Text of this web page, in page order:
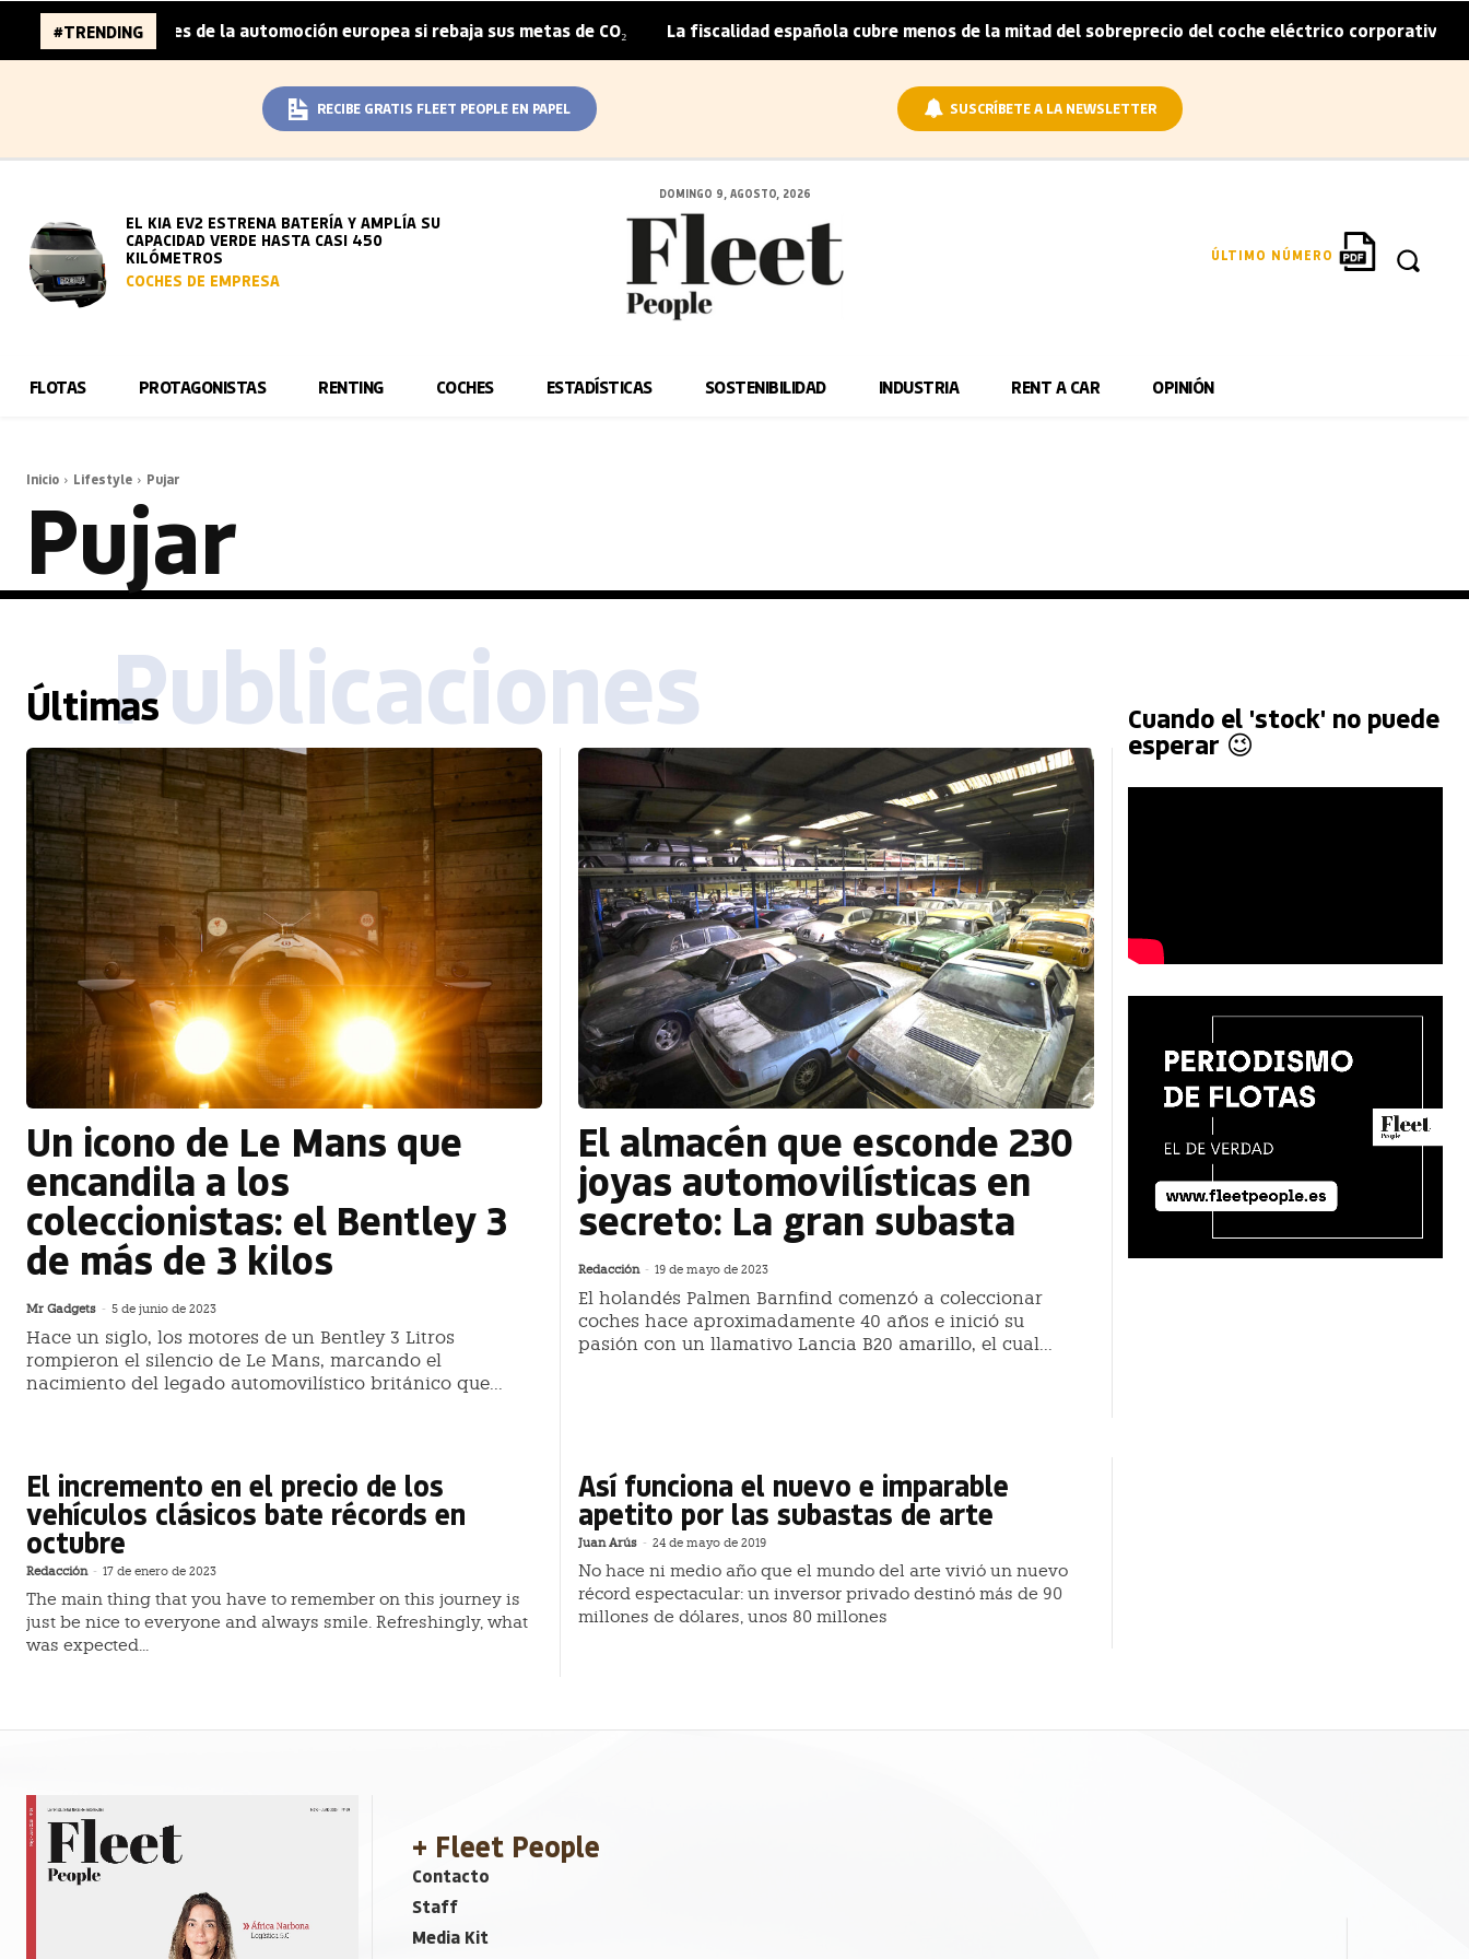
#TRENDING
96.000 millones de la automoción europea si rebaja sus metas de CO₂ | La fiscalidad española cubre menos de la mitad del sobreprecio del coche eléctrico corporativo |
RECIBE GRATIS FLEET PEOPLE EN PAPEL SUSCRÍBETE A LA NEWSLETTER
EL KIA EV2 ESTRENA BATERÍA Y AMPLÍA SU
CAPACIDAD VERDE HASTA CASI 450
KILÓMETROS
COCHES DE EMPRESA
DOMINGO 9, AGOSTO, 2026
ÚLTIMO NÚMERO
FLOTAS PROTAGONISTAS RENTING COCHES ESTADÍSTICAS SOSTENIBILIDAD INDUSTRIA RENT A CAR OPINIÓN
Inicio Lifestyle Pujar
Pujar
ÚltimasPublicaciones
Un icono de Le Mans que
encandila a los
coleccionistas: el Bentley 3
de más de 3 kilos
Mr Gadgets - 5 de junio de 2023
Hace un siglo, los motores de un Bentley 3 Litros
rompieron el silencio de Le Mans, marcando el
nacimiento del legado automovilístico británico que...
El almacén que esconde 230
joyas automovilísticas en
secreto: La gran subasta
Redacción - 19 de mayo de 2023
El holandés Palmen Barnfind comenzó a coleccionar
coches hace aproximadamente 40 años e inició su
pasión con un llamativo Lancia B20 amarillo, el cual...
El incremento en el precio de los
vehículos clásicos bate récords en
octubre
Redacción - 17 de enero de 2023
The main thing that you have to remember on this journey is
just be nice to everyone and always smile. Refreshingly, what
was expected...
Así funciona el nuevo e imparable
apetito por las subastas de arte
Juan Arús - 24 de mayo de 2019
No hace ni medio año que el mundo del arte vivió un nuevo
récord espectacular: un inversor privado destinó más de 90
millones de dólares, unos 80 millones
Cuando el 'stock' no puede
esperar 😉
+ Fleet People
Contacto
Staff
Media Kit